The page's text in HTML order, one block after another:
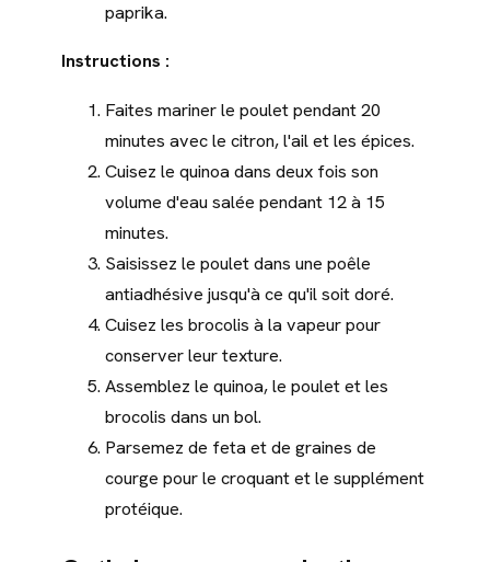
paprika.
Instructions :
Faites mariner le poulet pendant 20
minutes avec le citron, l'ail et les épices.
Cuisez le quinoa dans deux fois son
volume d'eau salée pendant 12 à 15
minutes.
Saisissez le poulet dans une poêle
antiadhésive jusqu'à ce qu'il soit doré.
Cuisez les brocolis à la vapeur pour
conserver leur texture.
Assemblez le quinoa, le poulet et les
brocolis dans un bol.
Parsemez de feta et de graines de
courge pour le croquant et le supplément
protéique.